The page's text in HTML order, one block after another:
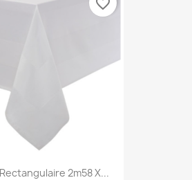
2m58 X...